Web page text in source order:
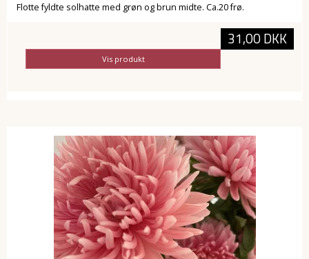
Flotte fyldte solhatte med grøn og brun midte. Ca.20 frø.
31,00 DKK
Vis produkt